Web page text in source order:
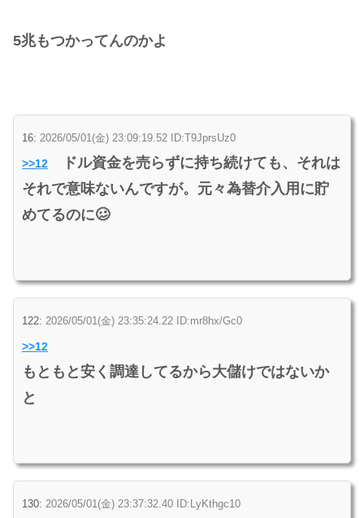
5兆もつかってんのかよ
16: 2026/05/01(金) 23:09:19.52 ID:T9JprsUz0
>>12
ドル資金を売らずに持ち続けても、それは
それで意味ないんですが。元々為替介入用に貯
めてるのに🥴
122: 2026/05/01(金) 23:35:24.22 ID:mr8hx/Gc0
>>12
もともと安く調達してるから大儲けではないか
と
130: 2026/05/01(金) 23:37:32.40 ID:LyKthgc10